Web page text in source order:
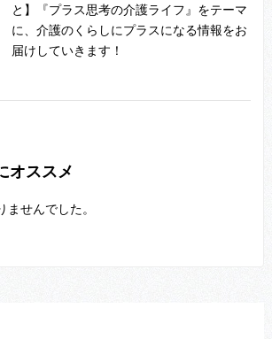
と】『プラス思考の介護ライフ』をテーマ
に、介護のくらしにプラスになる情報をお
届けしていきます！
オススメ
ませんでした。